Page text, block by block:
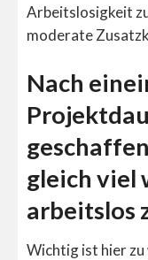
Arbeitslosigkeit
moderate
Nach
gleich viel
arbeitslos
Wichtig ist hier zu